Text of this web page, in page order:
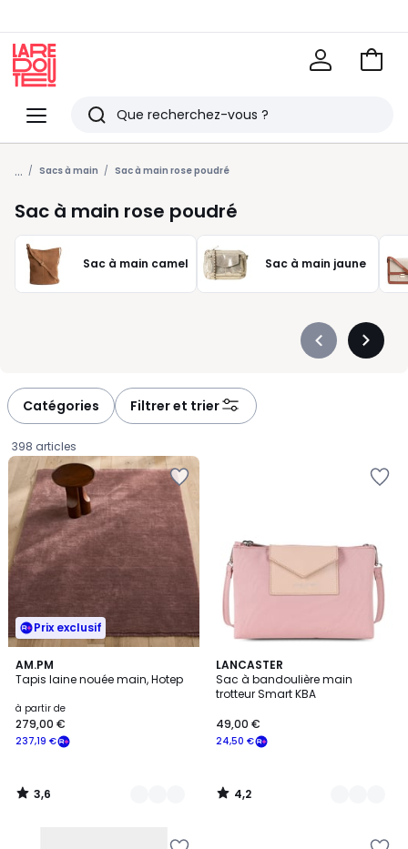
Menu
Redoute
Rechercher
Derniers
articles
vus
Voir
... Sacs à main Sac à main rose poudré
Sac à main rose poudré
Sac à main camel Sac à main jaune
Précédent
Catégories Filtrer et trier
398 articles
Prix exclusif
AM.PM
Tapis laine nouée main, Hotep
Prix
à
partir
279,00
€
à partir de
237,19 €
279,00 €
3,6
/ 5
7
Couleurs
3,6
/
LANCASTER
Sac à bandoulière main
trotteur Smart KBA
24,50 €
49,00 €
4,2
/ 5
12
Couleurs
4,2
/